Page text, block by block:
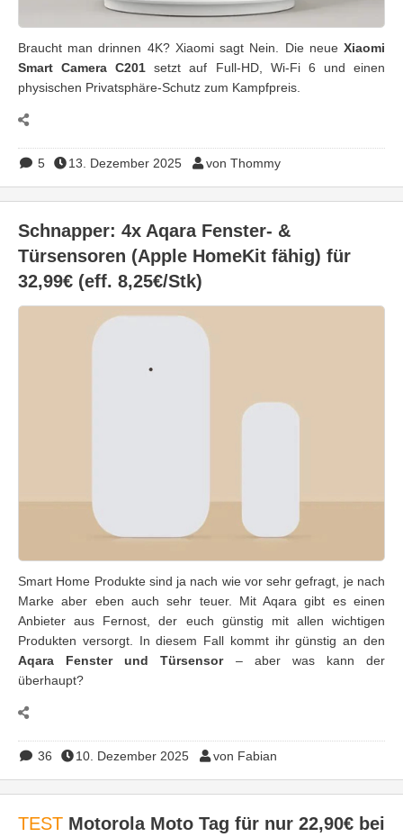
Braucht man drinnen 4K? Xiaomi sagt Nein. Die neue Xiaomi
Smart Camera C201 setzt auf Full-HD, Wi-Fi 6 und einen
physischen Privatsphäre-Schutz zum Kampfpreis.
5 13. Dezember 2025 von Thommy
Schnapper: 4x Aqara Fenster- &
Türsensoren (Apple HomeKit fähig) für
32,99€ (eff. 8,25€/Stk)
Smart Home Produkte sind ja nach wie vor sehr gefragt, je nach
Marke aber eben auch sehr teuer. Mit Aqara gibt es einen
Anbieter aus Fernost, der euch günstig mit allen wichtigen
Produkten versorgt. In diesem Fall kommt ihr günstig an den
Aqara Fenster und Türsensor– aber was kann der
überhaupt?
36 10. Dezember 2025 von Fabian
TEST Motorola Moto Tag für nur 22,90€ bei